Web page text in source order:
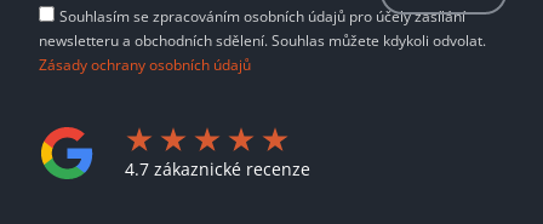
Souhlasím se zpracováním osobních údajů pro účely zasílání
newsletteru a obchodních sdělení. Souhlas můžete kdykoli odvolat.
Zásady ochrany osobních údajů
4.7 zákaznické recenze